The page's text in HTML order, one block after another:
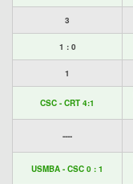
3
1 : 0
1
CSC - CRT 4:1
----
USMBA - CSC 0 : 1